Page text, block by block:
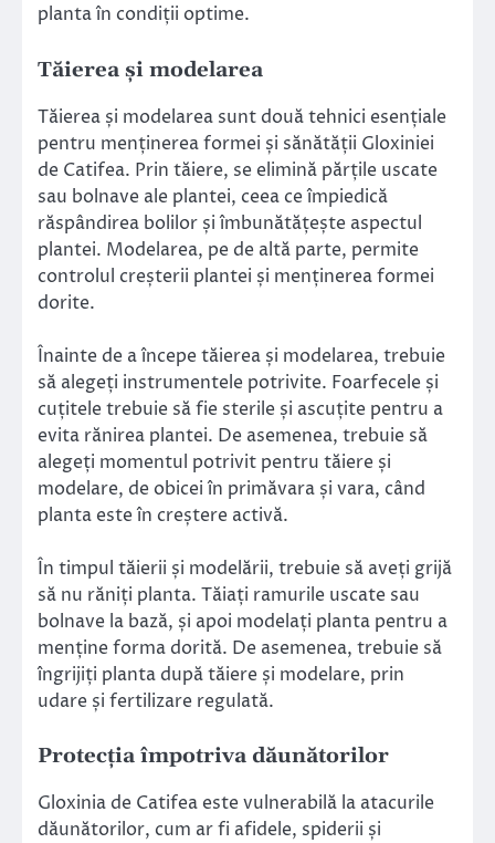
planta în condiții optime.
Tăierea și modelarea
Tăierea și modelarea sunt două tehnici esențiale
pentru menținerea formei și sănătății Gloxiniei
de Catifea. Prin tăiere, se elimină părțile uscate
sau bolnave ale plantei, ceea ce împiedică
răspândirea bolilor și îmbunătățește aspectul
plantei. Modelarea, pe de altă parte, permite
controlul creșterii plantei și menținerea formei
dorite.
Înainte de a începe tăierea și modelarea, trebuie
să alegeți instrumentele potrivite. Foarfecele și
cuțitele trebuie să fie sterile și ascuțite pentru a
evita rănirea plantei. De asemenea, trebuie să
alegeți momentul potrivit pentru tăiere și
modelare, de obicei în primăvara și vara, când
planta este în creștere activă.
În timpul tăierii și modelării, trebuie să aveți grijă
să nu răniți planta. Tăiați ramurile uscate sau
bolnave la bază, și apoi modelați planta pentru a
menține forma dorită. De asemenea, trebuie să
îngrijiți planta după tăiere și modelare, prin
udare și fertilizare regulată.
Protecția împotriva dăunătorilor
Gloxinia de Catifea este vulnerabilă la atacurile
dăunătorilor, cum ar fi afidele, spiderii și